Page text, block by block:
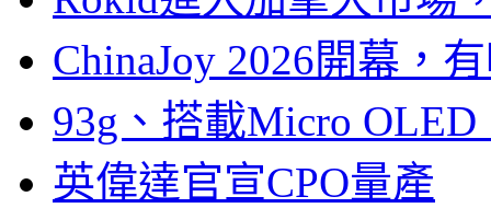
ChinaJoy 2026開幕，
93g、搭載Micro
英偉達官宣CPO量產